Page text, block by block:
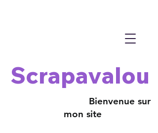
Scrapavalou
Bienvenue sur
mon site